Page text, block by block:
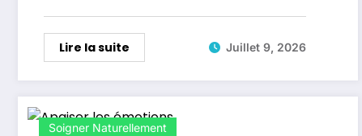
Lire la suite Juillet 9, 2026
Soigner Naturellement